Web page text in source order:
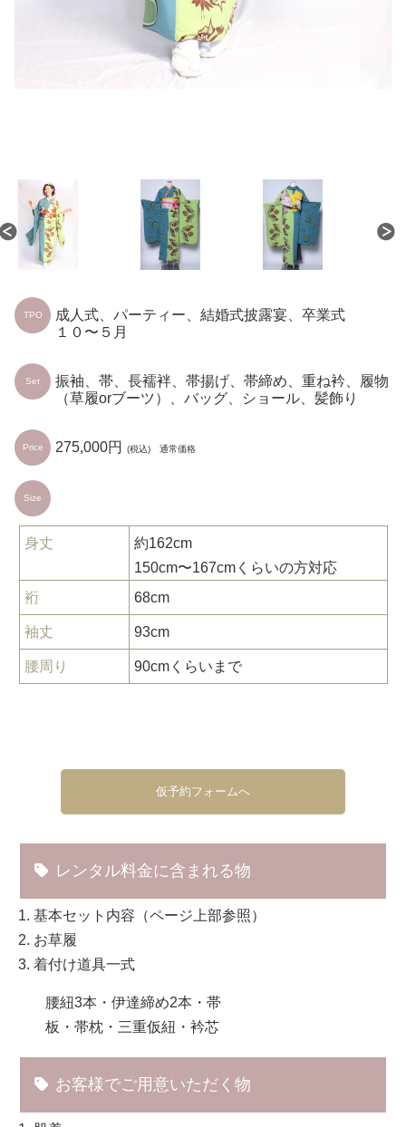
TPO
成人式、パーティー、結婚式披露宴、卒業式
１０〜５月
Set
振袖、帯、長襦袢、帯揚げ、帯締め、重ね衿、履物
（草履orブーツ）、バッグ、ショール、髪飾り
Price 275,000円 (税込) 通常価格
Size
身丈
約162cm
150cm〜167cmくらいの方対応
裄
68cm
袖丈 93cm
腰周り 90cmくらいまで
仮予約フォームへ
レンタル料金に含まれる物
基本セット内容（ページ上部参照）
お草履
着付け道具一式
腰紐3本・伊達締め2本・帯
板・帯枕・三重仮紐・衿芯
お客様でご用意いただく物